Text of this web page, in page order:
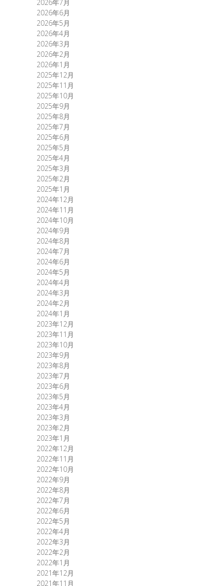
2026年7月
2026年6月
2026年5月
2026年4月
2026年3月
2026年2月
2026年1月
2025年12月
2025年11月
2025年10月
2025年9月
2025年8月
2025年7月
2025年6月
2025年5月
2025年4月
2025年3月
2025年2月
2025年1月
2024年12月
2024年11月
2024年10月
2024年9月
2024年8月
2024年7月
2024年6月
2024年5月
2024年4月
2024年3月
2024年2月
2024年1月
2023年12月
2023年11月
2023年10月
2023年9月
2023年8月
2023年7月
2023年6月
2023年5月
2023年4月
2023年3月
2023年2月
2023年1月
2022年12月
2022年11月
2022年10月
2022年9月
2022年8月
2022年7月
2022年6月
2022年5月
2022年4月
2022年3月
2022年2月
2022年1月
2021年12月
2021年11月